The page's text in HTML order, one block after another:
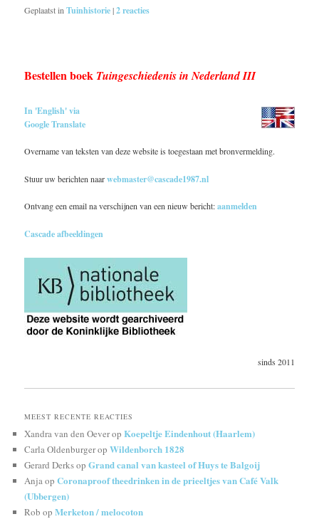
Geplaatst inTuinhistorie|2reacties
Bestellen boek Tuingeschiedenis in Nederland III
In 'English' via
Google Translate
Overname van teksten van deze website is toegestaan met bronvermelding.
Stuur uw berichten naarwebmaster@cascade1987.nl
Ontvang een email na verschijnen van een nieuw bericht:aanmelden
Cascade afbeeldingen
sinds 2011
MEEST RECENTE REACTIES
Xandra van den OeveropKoepeltje Eindenhout (Haarlem)
Carla OldenburgeropWildenborch 1828
Gerard DerksopGrand canal van kasteel of Huys te Balgoij
AnjaopCoronaproof theedrinken in de prieeltjes van Café Valk
(Ubbergen)
Rob opMerketon / melocoton